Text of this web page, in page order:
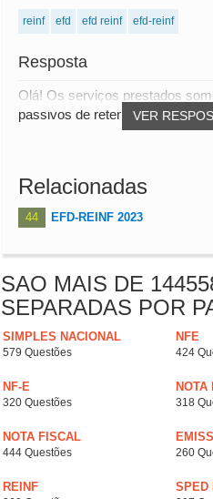
reinf efd efd reinf efd-reinf
Resposta
VER
Olá! Os serviços prestados
passivos de retenção de INSS.
Relacionadas
44 EFD-REINF 2023
SAO MAIS DE
SEPARADAS POR
SIMPLES NACIONAL
579 Questões
NFE
424
NF-E
320 Questões 318
NOTA FISCAL
444 Questões 260
REINF SPED